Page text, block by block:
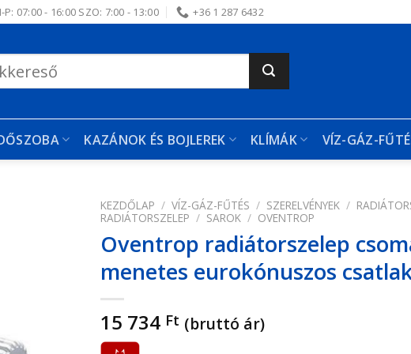
P: 07:00 - 16:00 SZO: 7:00 - 13:00 +36 1 287 6432
KAZÁNOK ÉS BOJLEREK KLÍMÁK VÍZ-GÁZ-
KEZDŐLAP / VÍZ-GÁZ-FŰTÉS / SZERELVÉNYEK /
RADIÁTORSZELEP / SAROK / OVENTROP
Oventrop radiátorszelep
menetes eurokónuszos
15 734 Ft (bruttó ár)